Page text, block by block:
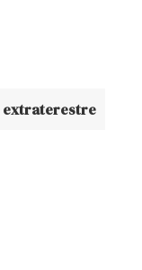
extraterestre